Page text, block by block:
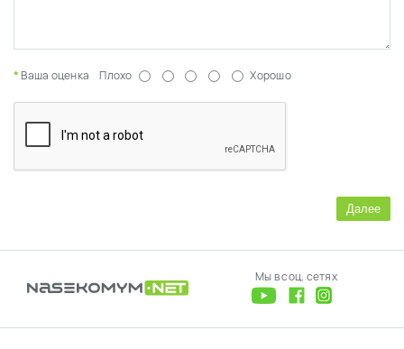
Ваша оценка Плохо Хорошо
Далее
Мы в соц. сетях